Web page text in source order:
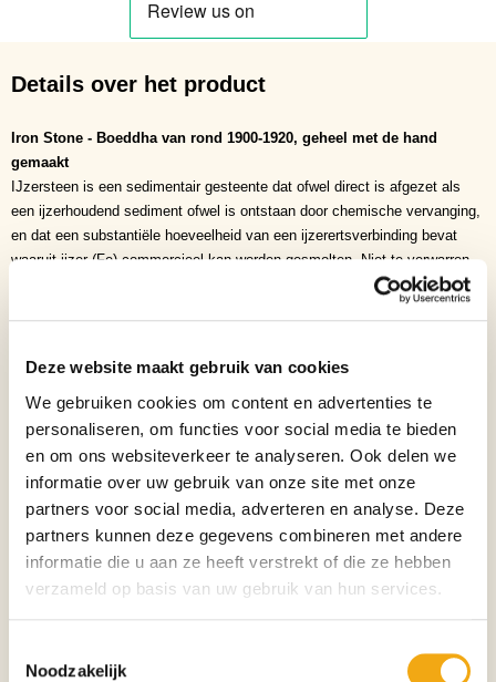
Deze website maakt gebruik van cookies
We gebruiken cookies om content en advertenties te
personaliseren, om functies voor social media te bieden
en om ons websiteverkeer te analyseren. Ook delen we
informatie over uw gebruik van onze site met onze
partners voor social media, adverteren en analyse. Deze
partners kunnen deze gegevens combineren met andere
informatie die u aan ze heeft verstrekt of die ze hebben
verzameld op basis van uw gebruik van hun services.
Noodzakelijk
Details over het product
Iron Stone - Boeddha van rond 1900-1920, geheel met de hand
gemaakt
IJzersteen is een sedimentair gesteente dat ofwel direct is afgezet als
een ijzerhoudend sediment ofwel is ontstaan door chemische vervanging,
en dat een substantiële hoeveelheid van een ijzerertsverbinding bevat
waaruit ijzer (Fe) commercieel kan worden gesmolten. Niet te verwarren
met inheems of tellurisch ijzer, dat zeer zeldzaam is en in metalen vorm
voorkomt, wordt de term ijzersteen gewoonlijk beperkt tot harde, grof
die een andere oorsprong hebben, staan algemeen bekend als
gebandeerde ijzerformaties. De ijzerhoudende mineralen die ijzerstenen
vormen, kunnen bestaan uit oxiden, zoals limoniet, hematiet en
magnetiet; carbonaten, zoals sideriet; silicates, zoals chamosiet; of een
combinatie van deze mineralen.
Land van herkomst Indonesië
Afmetingen / Volume 135 x 45 x 30 cm
Mineraal
Binnen de edelsteentherapie wordt
genereren van een zwak